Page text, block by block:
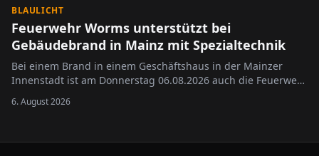
BLAULICHT
Feuerwehr Worms unterstützt bei
Gebäudebrand in Mainz mit Spezialtechnik
Bei einem Brand in einem Geschäftshaus in der Mainzer
Innenstadt ist am Donnerstag 06.08.2026 auch die Feuerwehr
6. August 2026